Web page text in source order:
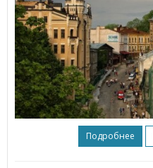
Подробнее